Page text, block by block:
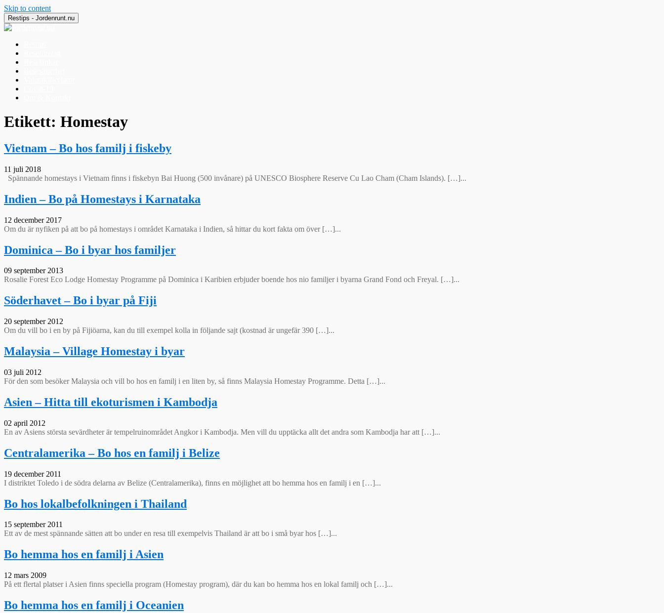
Skip to content
Restips - Jordenrunt.nu
Jordenrunt.nu
Tusen Restips från hela världen
Etikett: Homestay
Vietnam – Bo hos familj i fiskeby
11 juli 2018
Spännande homestays i Vietnam finns i fiskebyn Bai Huong (500 invånare) på UNESCO Biosphere Reserve Cu Lao Cham (Cham Islands). […]...
Indien – Bo på Homestays i Karnataka
12 december 2017
Om du är nyfiken på att bo på homestays i området Karnataka i Indien, så hittar du kort fakta om över […]...
Dominica – Bo i byar hos familjer
09 september 2013
Rosalie Forest Eco Lodge Homestay Programme på Dominica i Karibien erbjuder boende hos nio familjer i byarna Grand Fond och Freyal. […]...
Söderhavet – Bo i byar på Fiji
20 september 2012
Om du vill bo i en by på Fijiöarna, kan du till exempel kolla in följande sajt (kostnad är ungefär 390 […]...
Malaysia – Village Homestay i byar
03 juli 2012
För den som besöker Malaysia och vill bo hos en familj i en liten by, så finns Malaysia Homestay Programme. Detta […]...
Asien – Hitta till ekoturismen i Kambodja
02 april 2012
En av Asiens största sevärdheter är tempelruinområdet Angkor i Kambodja. Men vill du upptäcka allt det andra som Kambodja har att […]...
Centralamerika – Bo hos en familj i Belize
19 december 2011
I distriktet Toledo i de södra delarna av Belize (Centralamerika), finns en möjlighet att bo hemma hos en familj i en […]...
Bo hos lokalbefolkningen i Thailand
15 september 2011
Ett av de mest spännande sätten att bo under en resa till exempelvis Thailand är att bo i små byar hos […]...
Bo hemma hos en familj i Asien
12 mars 2009
På ett flertal platser i Asien finns speciella program (Homestay program), där du kan bo hemma hos en lokal familj och […]...
Bo hemma hos en familj i Oceanien